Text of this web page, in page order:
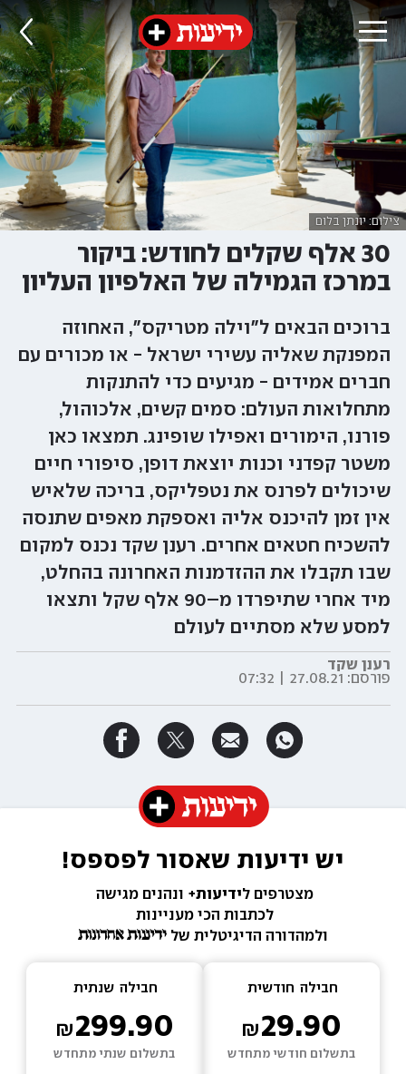
צילום: יונתן בלום
30 אלף שקלים לחודש: ביקור
במרכז הגמילה של האלפיון העליון
ברוכים הבאים ל"וילה מטריקס", האחוזה
המפנקת שאליה עשירי ישראל - או מכורים עם
חברים אמידים - מגיעים כדי להתנקות
מתחלואות העולם: סמים קשים, אלכוהול,
פורנו, הימורים ואפילו שופינג. תמצאו כאן
משטר קפדני וכנות יוצאת דופן, סיפורי חיים
שיכולים לפרנס את נטפליקס, בריכה שלאיש
אין זמן להיכנס אליה ואספקת מאפים שתנסה
להשכיח חטאים אחרים. רענן שקד נכנס למקום
שבו תקבלו את ההזדמנות האחרונה בהחלט,
מיד אחרי שתיפרדו מ–90 אלף שקל ותצאו
למסע שלא מסתיים לעולם
רענן שקד
פורסם: 27.08.21 | 07:32
יש ידיעות שאסור לפספס!
מצטרפים לידיעות+ ונהנים מגישה
לכתבות הכי מעניינות
ולמהדורה הדיגיטלית של
חבילה חודשית
29.90
בתשלום חודשי מתחדש
חבילה שנתית
299.90
בתשלום שנתי מתחדש